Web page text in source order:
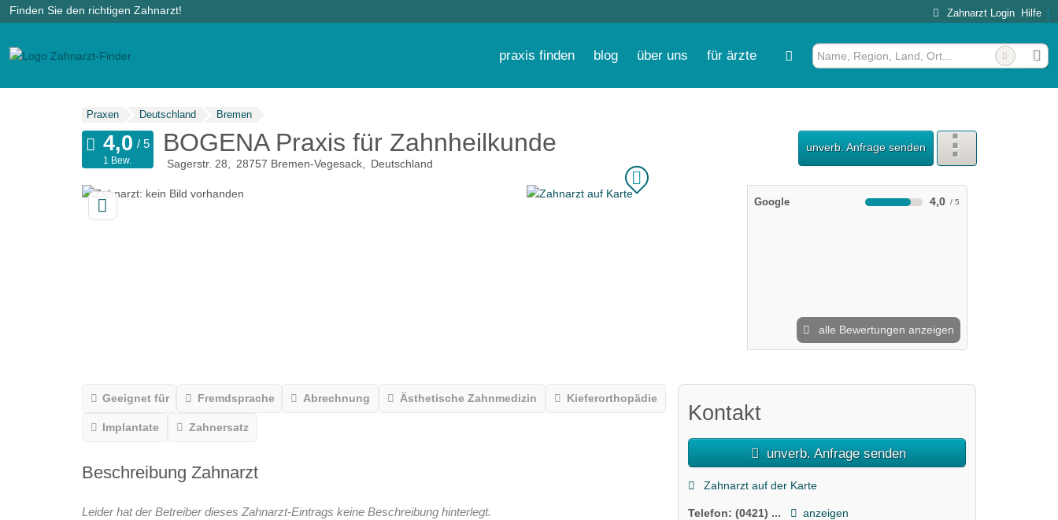
Finden Sie den richtigen Zahnarzt! Zahnarzt Login Hilfe
praxis finden blog über uns für ärzte
Praxen Deutschland Bremen
BOGENA Praxis für Zahnheilkunde
Sagerstr. 28 28757 Bremen-Vegesack Deutschland
unverb. Anfrage senden
1 Bew.
Google 4,0
alle Bewertungen anzeigen
Geeignet für Fremdsprache Abrechnung Ästhetische Zahnmedizin Kieferorthopädie
Implantate Zahnersatz
Beschreibung Zahnarzt
Leider hat der Betreiber dieses Zahnarzt-Eintrags keine Beschreibung hinterlegt.
Kontakt
unverb. Anfrage senden
Zahnarzt auf der Karte
Telefon:(0421) ... anzeigen